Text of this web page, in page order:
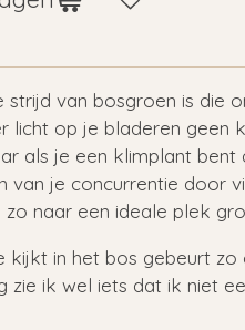
strijd van bosgroen is die
licht op je bladeren geen
als je een klimplant bent
van je concurrentie door
naar een ideale plek
kijkt in het bos gebeurt zo
zie ik wel iets dat ik niet